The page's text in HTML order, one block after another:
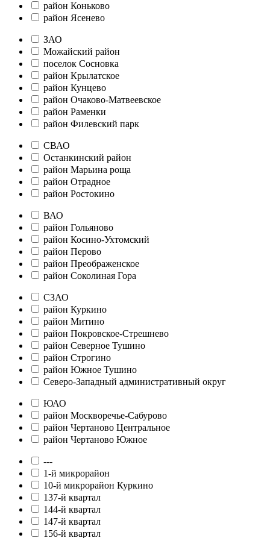
район Коньково
район Ясенево
ЗАО
Можайский район
поселок Сосновка
район Крылатское
район Кунцево
район Очаково-Матвеевское
район Раменки
район Филевский парк
СВАО
Останкинский район
район Марьина роща
район Отрадное
район Ростокино
ВАО
район Гольяново
район Косино-Ухтомский
район Перово
район Преображенское
район Соколиная Гора
СЗАО
район Куркино
район Митино
район Покровское-Стрешнево
район Северное Тушино
район Строгино
район Южное Тушино
Северо-Западный административный округ
ЮАО
район Москворечье-Сабурово
район Чертаново Центральное
район Чертаново Южное
---
1-й микрорайон
10-й микрорайон Куркино
137-й квартал
144-й квартал
147-й квартал
156-й квартал